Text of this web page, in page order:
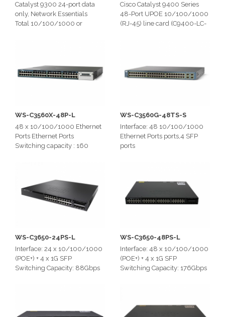
Catalyst 9300 24-port data
only, Network Essentials
Total 10/100/1000 or
Cisco Catalyst 9400 Series
48-Port UPOE 10/100/1000
(RJ-45) line card (C9400-LC-
Supports IEEE 802.3af/at
WS-C3560X-48P-L
48 x 10/100/1000 Ethernet
Ports Ethernet Ports
Switching capacity : 160
WS-C3560G-48TS-S
Interface: 48 10/100/1000
Ethernet Ports ports,4 SFP
ports
WS-C3650-24PS-L
Interface: 24 x 10/100/1000
(POE+) + 4 x 1G SFP
Switching Capacity: 88Gbps
WS-C3650-48PS-L
Interface: 48 x 10/100/1000
(POE+) + 4 x 1G SFP
Switching Capacity: 176Gbps